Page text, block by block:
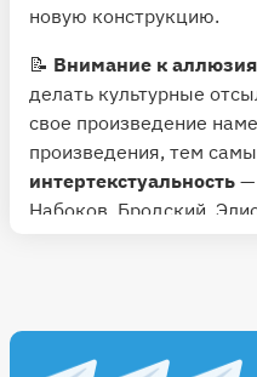
новую конструкцию.
📝 Внимание к
делать культурные
свое произведение
произведения, тем
интертекстуальность —
Набоков, Бродский,